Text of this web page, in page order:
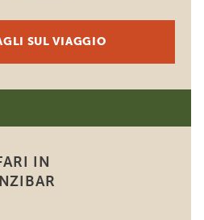
SUL VIAGGIO
IN